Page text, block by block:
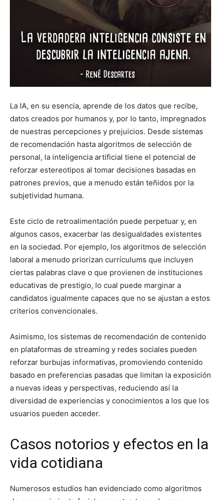
La IA, en su esencia, aprende de los datos que recibe,
datos creados por humanos y, por lo tanto, impregnados
de nuestras percepciones y prejuicios. Desde sistemas
de recomendación hasta algoritmos de selección de
personal, la inteligencia artificial tiene el potencial de
reforzar estereotipos al tomar decisiones basadas en
patrones previos, que a menudo están teñidos por la
subjetividad humana.
Este ciclo de retroalimentación puede perpetuar y, en
algunos casos, exacerbar las desigualdades existentes
en la sociedad. Por ejemplo, los algoritmos de selección
laboral a menudo priorizan currículums que incluyen
ciertas palabras clave o que provienen de instituciones
educativas de prestigio, lo cual puede marginar a
candidatos igualmente capaces que no se ajustan a estos
criterios convencionales.
Asimismo, los sistemas de recomendación de contenido
en plataformas de streaming y redes sociales pueden
reforzar burbujas informativas, promoviendo contenido
basado en preferencias pasadas que limitan la exposición
a nuevas ideas y perspectivas, reduciendo así la
diversidad de experiencias y conocimientos a los que los
usuarios pueden acceder.
Casos notorios y efectos en la
vida cotidiana
Numerosos estudios han evidenciado como algoritmos